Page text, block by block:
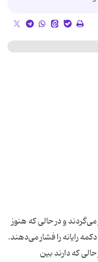
و در حالی که هنوز
رایانه را فشار می‌دهند.
که دارند بین